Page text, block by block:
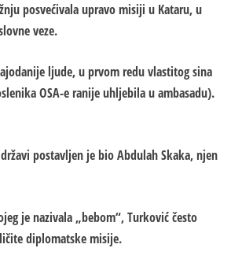
posvećivala upravo misiji u Kataru, u
veze.
ljude, u prvom redu vlastitog sina
OSA-e ranije uhljebila u ambasadu).
postavljen je bio Abdulah Skaka, njen
je nazivala „bebom“, Turković često
diplomatske misije.